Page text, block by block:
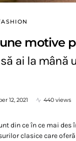
motive
ai la mână
12, 2021
440 views
din ce în ce mai des
clasice care